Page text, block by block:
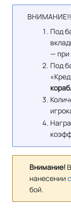
Под
— при
Под
Внимание!
нанесении
бой.